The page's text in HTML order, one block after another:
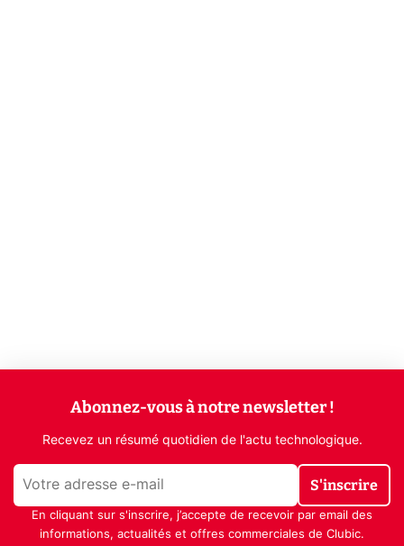
Abonnez-vous à notre newsletter !
Recevez un résumé quotidien de l'actu technologique.
S'inscrire
En cliquant sur s'inscrire, j’accepte de recevoir par email des
informations, actualités et offres commerciales de Clubic.